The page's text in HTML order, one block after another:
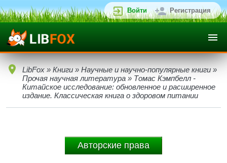
Войти Регистрация
LibFox » Книги » Научные и научно-популярные книги »
Прочая научная литература » Томас Кэмпбелл -
Китайское исследование: обновленное и расширенное
издание. Классическая книга о здоровом питании
Авторские права